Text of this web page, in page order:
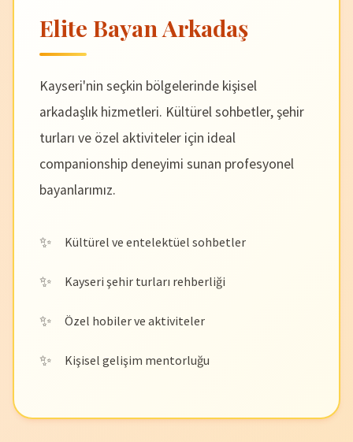
Elite Bayan Arkadaş
Kayseri'nin seçkin bölgelerinde kişisel
arkadaşlık hizmetleri. Kültürel sohbetler, şehir
turları ve özel aktiviteler için ideal
companionship deneyimi sunan profesyonel
bayanlarımız.
Kültürel ve entelektüel sohbetler
Kayseri şehir turları rehberliği
Özel hobiler ve aktiviteler
Kişisel gelişim mentorluğu